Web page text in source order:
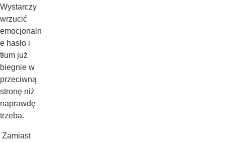
Wystarczy
wrzucić
emocjonaln
e hasło i
tłum już
biegnie w
przeciwną
stronę niż
naprawdę
trzeba.
Zamiast